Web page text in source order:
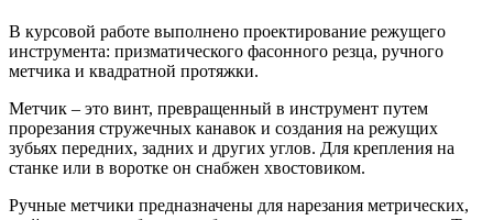
В курсовой работе выполнено проектирование режущего
инструмента: призматического фасонного резца, ручного
метчика и квадратной протяжки.
Метчик – это винт, превращенный в инструмент путем
прорезания стружечных канавок и создания на режущих
зубьях передних, задних и других углов. Для крепления на
станке или в воротке он снабжен хвостовиком.
Ручные метчики предназначены для нарезания метрических,